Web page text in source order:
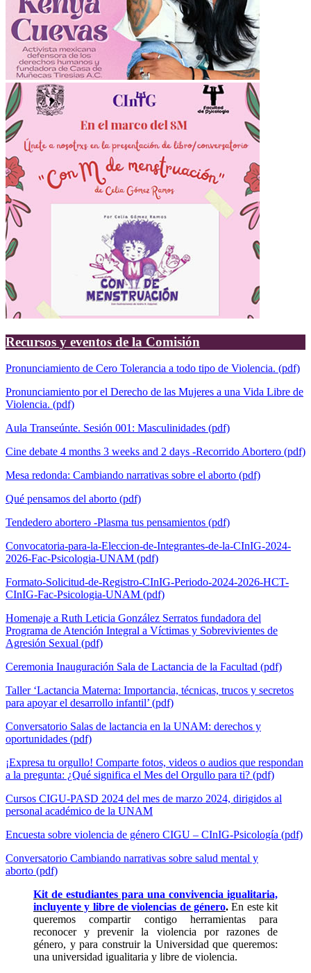
Recursos y eventos de la Comisión
Pronunciamiento de Cero Tolerancia a todo tipo de Violencia. (pdf)
Pronunciamiento por el Derecho de las Mujeres a una Vida Libre de
Violencia. (pdf)
Aula Transeúnte. Sesión 001: Masculinidades (pdf)
Cine debate 4 months 3 weeks and 2 days -Recorrido Abortero (pdf)
Mesa redonda: Cambiando narrativas sobre el aborto (pdf)
Qué pensamos del aborto (pdf)
Tendedero abortero -Plasma tus pensamientos (pdf)
Convocatoria-para-la-Eleccion-de-Integrantes-de-la-CInIG-2024-
2026-Fac-Psicologia-UNAM (pdf)
Formato-Solicitud-de-Registro-CInIG-Periodo-2024-2026-HCT-
CInIG-Fac-Psicologia-UNAM (pdf)
Homenaje a Ruth Leticia González Serratos fundadora del
Programa de Atención Integral a Víctimas y Sobrevivientes de
Agresión Sexual (pdf)
Ceremonia Inauguración Sala de Lactancia de la Facultad (pdf)
Taller ‘Lactancia Materna: Importancia, técnicas, trucos y secretos
para apoyar el desarrollo infantil’ (pdf)
Conversatorio Salas de lactancia en la UNAM: derechos y
oportunidades (pdf)
¡Expresa tu orgullo! Comparte fotos, videos o audios que respondan
a la pregunta: ¿Qué significa el Mes del Orgullo para ti? (pdf)
Cursos CIGU-PASD 2024 del mes de marzo 2024, dirigidos al
personal académico de la UNAM
Encuesta sobre violencia de género CIGU – CInIG-Psicología (pdf)
Conversatorio Cambiando narrativas sobre salud mental y
aborto (pdf)
Kit de estudiantes para una convivencia igualitaria,
incluyente y libre de violencias de género. En este kit
queremos compartir contigo herramientas para
reconocer y prevenir la violencia por razones de
género, y para construir la Universidad que queremos:
una universidad igualitaria y libre de violencia.